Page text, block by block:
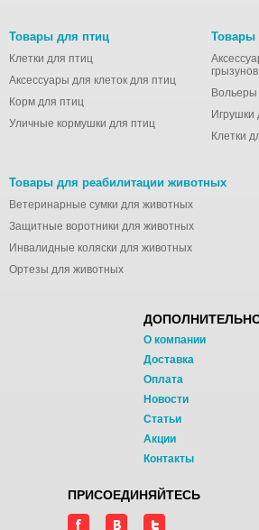
Товары для птиц
Клетки для птиц
Аксессуары для клеток для птиц
Корм для птиц
Уличные кормушки для птиц
Товары
грызунов
Вольеры
Игрушки
Клетки
Товары для реабилитации животных
Ветеринарные сумки для животных
Защитные воротники для животных
Инвалидные коляски для животных
Ортезы для животных
О компании
Доставка
Оплата
Новости
Статьи
Акции
Контакты
ПРИСОЕДИНЯЙТЕСЬ